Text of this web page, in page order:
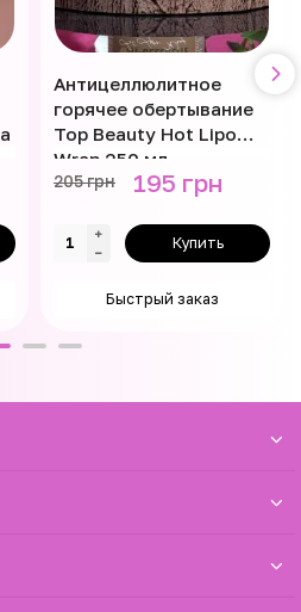
Антицеллюлитное
горячее обертывание
Top Beauty Hot Lipo
Wrap 250 мл
205 грн 195 грн
Купить
Быстрый заказ